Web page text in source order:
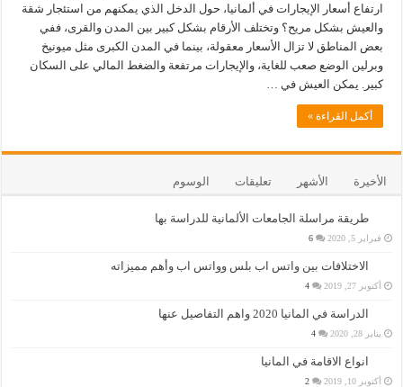
ارتفاع أسعار الإيجارات في ألمانيا، حول الدخل الذي يمكنهم من استئجار شقة
والعيش بشكل مريح؟ وتختلف الأرقام بشكل كبير بين المدن والقرى، ففي
بعض المناطق لا تزال الأسعار معقولة، بينما في المدن الكبرى مثل ميونيخ
وبرلين الوضع صعب للغاية، والإيجارات مرتفعة والضغط المالي على السكان
كبير. يمكن العيش في …
أكمل القراءة »
الأخيرة الأشهر تعليقات الوسوم
طريقة مراسلة الجامعات الألمانية للدراسة بها
فبراير 5, 2020 6
الاختلافات بين واتس اب بلس وواتس اب وأهم مميزاته
أكتوبر 27, 2019 4
الدراسة في المانيا 2020 واهم التفاصيل عنها
يناير 28, 2020 4
انواع الاقامة في المانيا
أكتوبر 10, 2019 2